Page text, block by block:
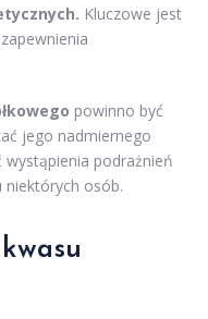
Kluczowe jest
powinno być
jego nadmiernego
podrażnień
niektórych osób.